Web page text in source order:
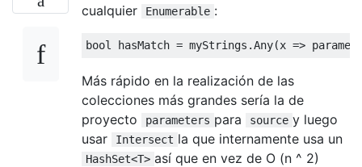
cualquier
Enumerable :
bool
Más rápido en la realización de las
colecciones más grandes sería la de
proyecto
parameters para source y luego
usar
Intersect la que internamente usa un
HashSet<T> así que en vez de O (n ^ 2)